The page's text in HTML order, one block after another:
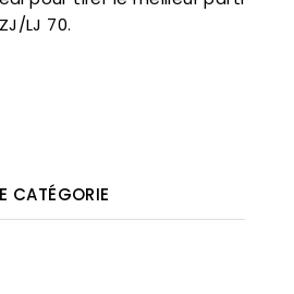
LJ 70.
CATÉGORIE